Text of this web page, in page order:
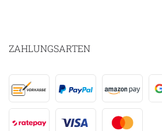
ZAHLUNGSARTEN